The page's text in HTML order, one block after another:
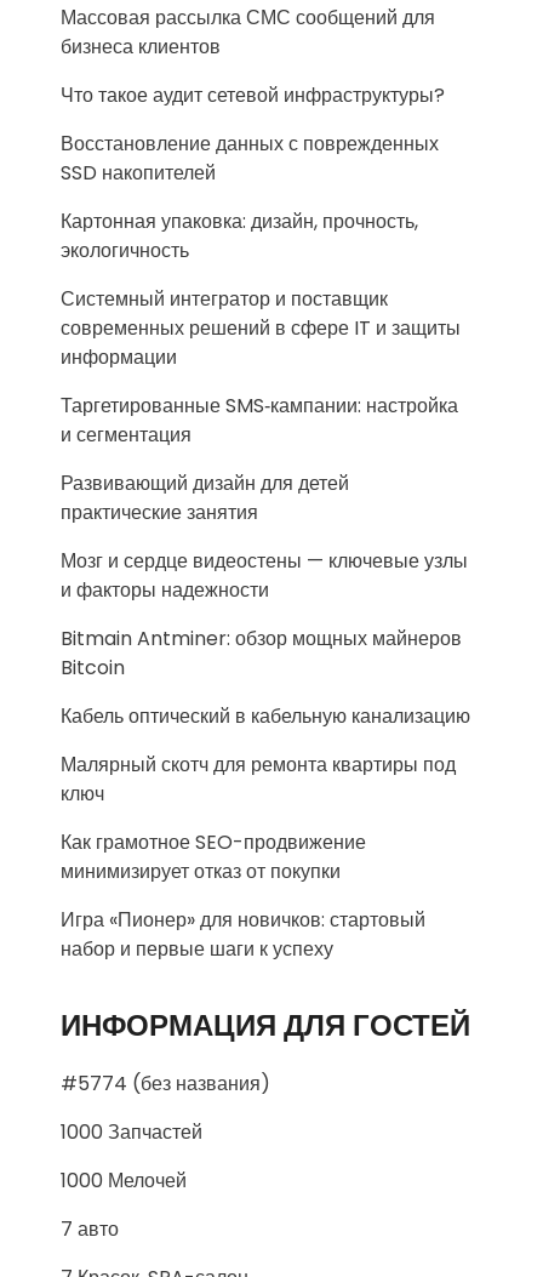
Массовая рассылка СМС сообщений для
бизнеса клиентов
Что такое аудит сетевой инфраструктуры?
Восстановление данных с поврежденных
SSD накопителей
Картонная упаковка: дизайн, прочность,
экологичность
Системный интегратор и поставщик
современных решений в сфере IT и защиты
информации
Таргетированные SMS‑кампании: настройка
и сегментация
Развивающий дизайн для детей
практические занятия
Мозг и сердце видеостены — ключевые узлы
и факторы надежности
Bitmain Antminer: обзор мощных майнеров
Bitcoin
Кабель оптический в кабельную канализацию
Малярный скотч для ремонта квартиры под
ключ
Как грамотное SEO-продвижение
минимизирует отказ от покупки
Игра «Пионер» для новичков: стартовый
набор и первые шаги к успеху
ИНФОРМАЦИЯ ДЛЯ ГОСТЕЙ
#5774 (без названия)
1000 Запчастей
1000 Мелочей
7 авто